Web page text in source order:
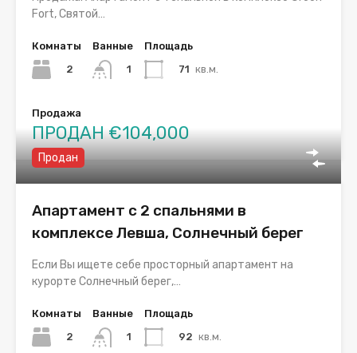
Fort, Святой…
Комнаты
2
Ванные
1
Площадь
71 кв.м.
Продажа
ПРОДАН €104,000
Продан
Апартамент с 2 спальнями в
комплексе Левша, Солнечный берег
Если Вы ищете себе просторный апартамент на
курорте Солнечный берег,…
Комнаты
2
Ванные
1
Площадь
92 кв.м.